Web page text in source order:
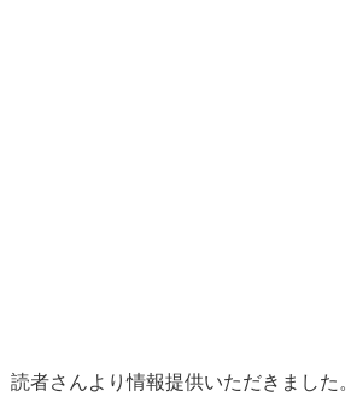
読者さんより情報提供いただきました。